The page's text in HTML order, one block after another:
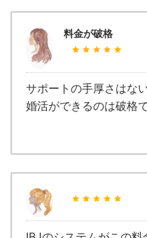
料金が破格
サポートの手厚さはな
婚活ができるのは破格